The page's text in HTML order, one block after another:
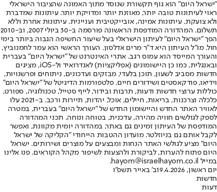
"ישראל היום" הוא גוף תקשורת שנוסד מתוך האמונה שהציבור הישראלי
ראוי לעיתונות טובה יותר, מאוזנת יותר ומדויקת יותר. עיתונות שמדברת
ולא צועקת. עיתונות אמינה, אובייקטיבית ועניינית. עיתונות אחרת וללא
תשלום. המהדורה המודפסת הראשונה פורסמה ב-30 ביולי 2007, וב-2010
הפך "ישראל היום" לעיתון הישראלי בעל שיעור החשיפה הגבוה ביותר בימי
חול. מו"ל העיתון היא ד"ר מרים אדלסון. העורך הראשי הוא עמר לחמנוביץ,
והעורך המייסד הוא עמוס רגב. אתרי האינטרנט של "ישראל היום" בעברית
ובאנגלית, כמו כן היישומונים (אפליקציות) לאנדרואיד ול-iOS, מציגים
חדשות מסביב לשעון, תוכן בלעדי, מבזקים ועדכונים, ניתוחים ופרשנויות,
וידיאו, פודקאסטים ושידורים חיים. פלטפורמות הדיגיטל של "ישראל היום"
כוללות ערוצי חדשות ודעות, תרבות ובידור, לייף סטייל, טכנולוגיה, ספורט,
כלכלה וצרכנות, בריאות, חיילים, אוכל, יהדות, תיירות ורכב. ב-2021 עלו
לאוויר האתר החדש והיישומון החדש של "ישראל היום" בעברית, במטרה
לספק לגולשים חוויה מהירה, עדכנית, בטוחה ונוחה. תכני המהדורה
המודפסת של העיתון זמינים גם באתר, במהדורה יומית מקוונת, ואפשר
לקבל אותם גם בניוזלטר. מועדון ההטבות הייחודי "הקליקה של ישראל
היום" מציע לגולשי האתר הנחות ומבצעים על מוצרים ושירותים. ישראל
היום פתוח להערות, לביקורת ולהצעות לשיפור מקהל הקוראים. פנו אלינו
במייל hayom@israelhayom.co.il.
יום ראשון, 19.4.2026
ב' באייר תשפ"ו
חדשות
דעות